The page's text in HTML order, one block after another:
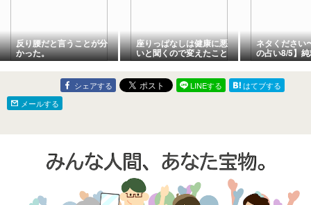
反り腰だと言うことが分
かった。
座りっぱなしは健康に悪
いと聞くので変えたこと
ネタください
の占い8/5】
シェアする LINEする
はてブする
メールする